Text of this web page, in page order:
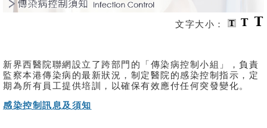
文字大小：
新界西醫院聯網設立了跨部門的「傳染病控制小組」，負責
監察本港傳染病的最新狀況，制定醫院的感染控制指示，定
期為所有員工提供培訓，以確保有效應付任何突發變化。
感染控制訊息及須知